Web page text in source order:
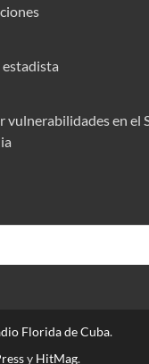
estadista
vulnerabilidades en el
Florida de Cuba.
y HitMag.